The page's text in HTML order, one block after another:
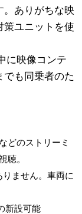
。ありがちな映
策ユニットを使
に映像コンテ
でも同乗者のた
どのストリーミ
聴。
りません。車両に
新設可能